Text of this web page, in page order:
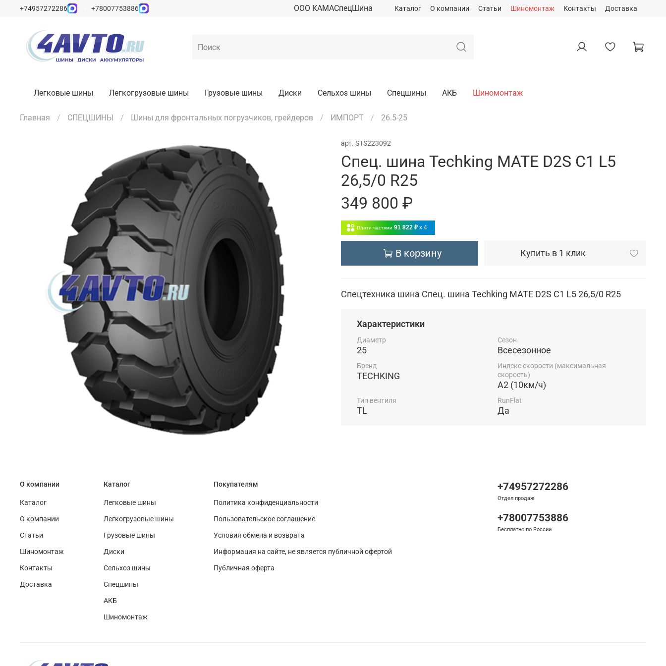
Каталог О компании Статьи Шиномонтаж Контакты Доставка
+74957272286 +78007753886 ООО КАМАСпецШина
Легковые шины Легкогрузовые шины Грузовые шины Диски Сельхоз шины Спецшины АКБ Шиномонтаж
Главная СПЕЦШИНЫ Шины для фронтальных погрузчиков, грейдеров ИМПОРТ 26.5-25
арт. STS223092
Спец. шина Techking MATE D2S C1 L5
26,5/0 R25
349 800 ₽
Плати частями 91 822 ₽ x 4
В корзину Купить в 1 клик
Спецтехника шина Спец. шина Techking MATE D2S C1 L5 26,5/0 R25
Характеристики
Диаметр
25
Сезон
Всесезонное
Бренд
TECHKING
Индекс скорости (максимальная
скорость)
A2 (10км/ч)
Тип вентиля
TL
RunFlat
Да
О компании
Каталог
О компании
Статьи
Шиномонтаж
Контакты
Доставка
Каталог
Легковые шины
Легкогрузовые шины
Грузовые шины
Диски
Сельхоз шины
Спецшины
АКБ
Шиномонтаж
Покупателям
Политика конфиденциальности
Пользовательское соглашение
Условия обмена и возврата
Информация на сайте, не является публичной офертой
Публичная оферта
+74957272286
Отдел продаж
+78007753886
Бесплатно по России